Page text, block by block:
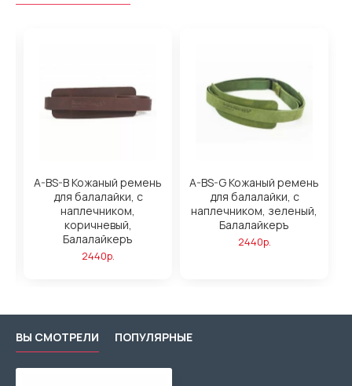
A-BS-B Кожаный ремень
для балалайки, с
наплечником,
коричневый,
Балалайкеръ
2440р.
A-BS-G Кожаный ремень
для балалайки, с
наплечником, зеленый,
Балалайкеръ
2440р.
ВЫ СМОТРЕЛИ ПОПУЛЯРНЫЕ